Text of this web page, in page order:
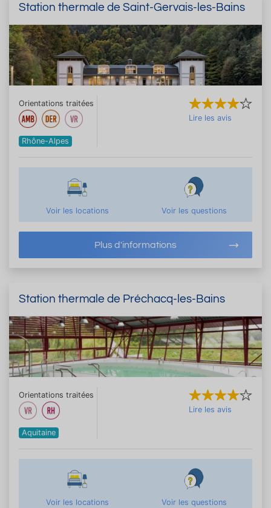
Station thermale de Saint-Gervais-les-Bains
Orientations traitées
Rhône-Alpes
Lire les avis
Voir les locations Voir les questions
Plus d'informations
Station thermale de Préchacq-les-Bains
Orientations traitées
Aquitaine
Lire les avis
Voir les locations Voir les questions